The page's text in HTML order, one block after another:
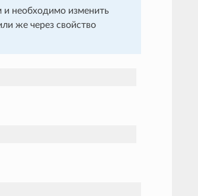
и необходимо изменить
же через свойство